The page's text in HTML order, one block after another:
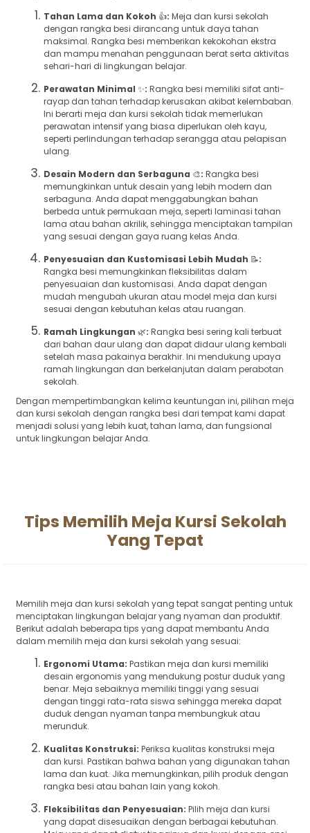
Tahan Lama dan Kokoh 👍: Meja dan kursi sekolah
dengan rangka besi dirancang untuk daya tahan
maksimal. Rangka besi memberikan kekokohan ekstra
dan mampu menahan penggunaan berat serta aktivitas
sehari-hari di lingkungan belajar.
Perawatan Minimal ✨: Rangka besi memiliki sifat anti-
rayap dan tahan terhadap kerusakan akibat kelembaban.
Ini berarti meja dan kursi sekolah tidak memerlukan
perawatan intensif yang biasa diperlukan oleh kayu,
seperti perlindungan terhadap serangga atau pelapisan
ulang.
Desain Modern dan Serbaguna 🎨: Rangka besi
memungkinkan untuk desain yang lebih modern dan
serbaguna. Anda dapat menggabungkan bahan
berbeda untuk permukaan meja, seperti laminasi tahan
lama atau bahan akrilik, sehingga menciptakan tampilan
yang sesuai dengan gaya ruang kelas Anda.
Penyesuaian dan Kustomisasi Lebih Mudah 📝:
Rangka besi memungkinkan fleksibilitas dalam
penyesuaian dan kustomisasi. Anda dapat dengan
mudah mengubah ukuran atau model meja dan kursi
sesuai dengan kebutuhan kelas atau ruangan.
Ramah Lingkungan 🌿: Rangka besi sering kali terbuat
dari bahan daur ulang dan dapat didaur ulang kembali
setelah masa pakainya berakhir. Ini mendukung upaya
ramah lingkungan dan berkelanjutan dalam perabotan
sekolah.
Dengan mempertimbangkan kelima keuntungan ini, pilihan meja
dan kursi sekolah dengan rangka besi dari tempat kami dapat
menjadi solusi yang lebih kuat, tahan lama, dan fungsional
untuk lingkungan belajar Anda.
Tips Memilih Meja Kursi Sekolah
Yang Tepat
Memilih meja dan kursi sekolah yang tepat sangat penting untuk
menciptakan lingkungan belajar yang nyaman dan produktif.
Berikut adalah beberapa tips yang dapat membantu Anda
dalam memilih meja dan kursi sekolah yang sesuai:
Ergonomi Utama: Pastikan meja dan kursi memiliki
desain ergonomis yang mendukung postur duduk yang
benar. Meja sebaiknya memiliki tinggi yang sesuai
dengan tinggi rata-rata siswa sehingga mereka dapat
duduk dengan nyaman tanpa membungkuk atau
merunduk.
Kualitas Konstruksi: Periksa kualitas konstruksi meja
dan kursi. Pastikan bahwa bahan yang digunakan tahan
lama dan kuat. Jika memungkinkan, pilih produk dengan
rangka besi atau bahan lain yang kokoh.
Fleksibilitas dan Penyesuaian: Pilih meja dan kursi
yang dapat disesuaikan dengan berbagai kebutuhan.